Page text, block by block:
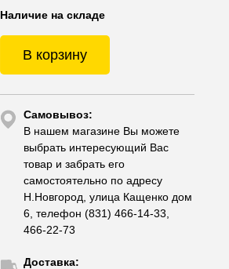
Наличие на складе
В корзину
Самовывоз:
В нашем магазине Вы можете
выбрать интересующий Вас
товар и забрать его
самостоятельно по адресу
Н.Новгород, улица Кащенко дом
6, телефон (831) 466-14-33,
466-22-73
Доставка: